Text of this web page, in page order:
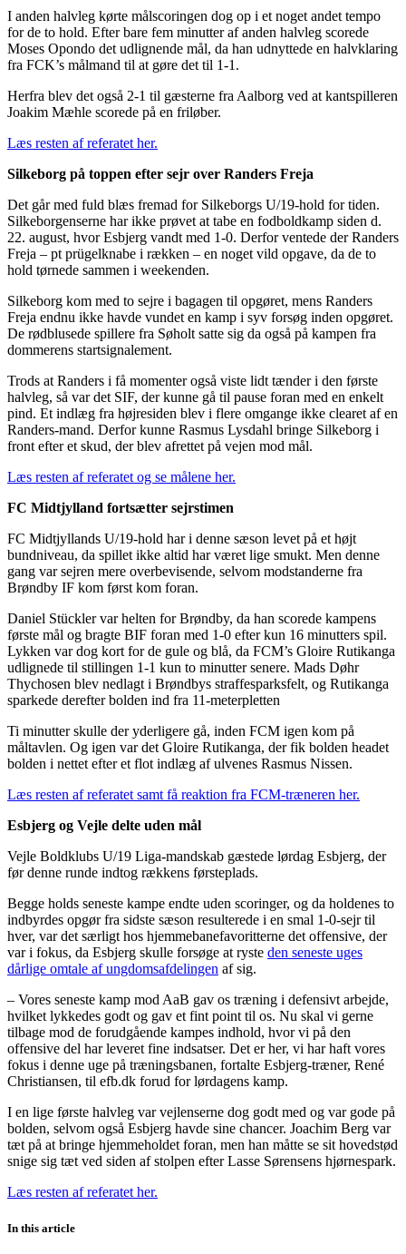
I anden halvleg kørte målscoringen dog op i et noget andet tempo
for de to hold. Efter bare fem minutter af anden halvleg scorede
Moses Opondo det udlignende mål, da han udnyttede en halvklaring
fra FCK’s målmand til at gøre det til 1-1.
Herfra blev det også 2-1 til gæsterne fra Aalborg ved at kantspilleren
Joakim Mæhle scorede på en friløber.
Læs resten af referatet her.
Silkeborg på toppen efter sejr over Randers Freja
Det går med fuld blæs fremad for Silkeborgs U/19-hold for tiden.
Silkeborgenserne har ikke prøvet at tabe en fodboldkamp siden d.
22. august, hvor Esbjerg vandt med 1-0. Derfor ventede der Randers
Freja – pt prügelknabe i rækken – en noget vild opgave, da de to
hold tørnede sammen i weekenden.
Silkeborg kom med to sejre i bagagen til opgøret, mens Randers
Freja endnu ikke havde vundet en kamp i syv forsøg inden opgøret.
De rødblusede spillere fra Søholt satte sig da også på kampen fra
dommerens startsignalement.
Trods at Randers i få momenter også viste lidt tænder i den første
halvleg, så var det SIF, der kunne gå til pause foran med en enkelt
pind. Et indlæg fra højresiden blev i flere omgange ikke clearet af en
Randers-mand. Derfor kunne Rasmus Lysdahl bringe Silkeborg i
front efter et skud, der blev afrettet på vejen mod mål.
Læs resten af referatet og se målene her.
FC Midtjylland fortsætter sejrstimen
FC Midtjyllands U/19-hold har i denne sæson levet på et højt
bundniveau, da spillet ikke altid har været lige smukt. Men denne
gang var sejren mere overbevisende, selvom modstanderne fra
Brøndby IF kom først kom foran.
Daniel Stückler var helten for Brøndby, da han scorede kampens
første mål og bragte BIF foran med 1-0 efter kun 16 minutters spil.
Lykken var dog kort for de gule og blå, da FCM’s Gloire Rutikanga
udlignede til stillingen 1-1 kun to minutter senere. Mads Døhr
Thychosen blev nedlagt i Brøndbys straffesparksfelt, og Rutikanga
sparkede derefter bolden ind fra 11-meterpletten
Ti minutter skulle der yderligere gå, inden FCM igen kom på
måltavlen. Og igen var det Gloire Rutikanga, der fik bolden headet
bolden i nettet efter et flot indlæg af ulvenes Rasmus Nissen.
Læs resten af referatet samt få reaktion fra FCM-træneren her.
Esbjerg og Vejle delte uden mål
Vejle Boldklubs U/19 Liga-mandskab gæstede lørdag Esbjerg, der
før denne runde indtog rækkens førsteplads.
Begge holds seneste kampe endte uden scoringer, og da holdenes to
indbyrdes opgør fra sidste sæson resulterede i en smal 1-0-sejr til
hver, var det særligt hos hjemmebanefavoritterne det offensive, der
var i fokus, da Esbjerg skulle forsøge at ryste den seneste uges
dårlige omtale af ungdomsafdelingen af sig.
– Vores seneste kamp mod AaB gav os træning i defensivt arbejde,
hvilket lykkedes godt og gav et fint point til os. Nu skal vi gerne
tilbage mod de forudgående kampes indhold, hvor vi på den
offensive del har leveret fine indsatser. Det er her, vi har haft vores
fokus i denne uge på træningsbanen, fortalte Esbjerg-træner, René
Christiansen, til efb.dk forud for lørdagens kamp.
I en lige første halvleg var vejlenserne dog godt med og var gode på
bolden, selvom også Esbjerg havde sine chancer. Joachim Berg var
tæt på at bringe hjemmeholdet foran, men han måtte se sit hovedstød
snige sig tæt ved siden af stolpen efter Lasse Sørensens hjørnespark.
Læs resten af referatet her.
In this article